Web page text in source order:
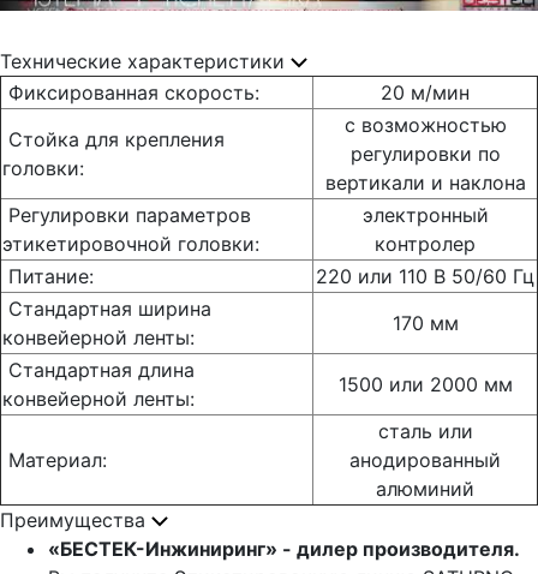
Технические характеристики
Фиксированная скорость:
20 м/мин
Стойка для крепления
головки:
с возможностью
регулировки по
вертикали и наклона
Регулировки параметров
этикетировочной головки:
электронный
контролер
Питание:
220 или 110 В 50/60 Гц
Стандартная ширина
конвейерной ленты:
170 мм
Стандартная длина
конвейерной ленты:
1500 или 2000 мм
Материал:
сталь или
анодированный
алюминий
Преимущества
«БЕСТЕК-Инжиниринг» - дилер производителя.